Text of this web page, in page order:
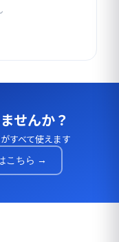
せんか？
すべて使えます
こちら →